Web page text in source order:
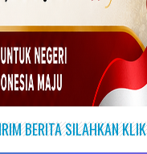
BERITA SILAHKAN KLIK